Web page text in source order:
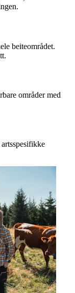
beiteområdet.
områder med